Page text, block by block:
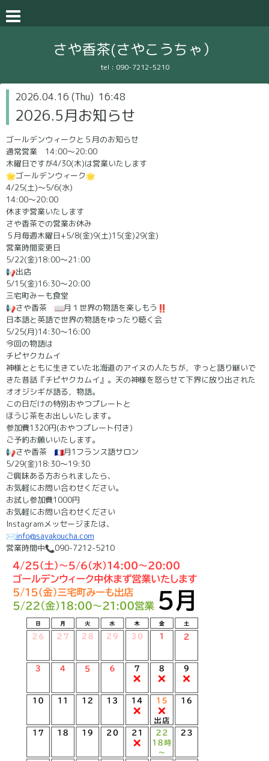
さや香茶(さやこうちゃ）
tel : 090-7212-5210
2026.04.16 (Thu) 16:48
2026.5月お知らせ
ゴールデンウィークと５月のお知らせ
通常営業 14:00～20:00
木曜日ですが4/30(木)は営業いたします
ゴールデンウィーク
4/25(土)～5/6(水)
14:00～20:00
休まず営業いたします
さや香茶での営業お休み
５月毎週木曜日+5/8(金)9(土)15(金)29(金)
営業時間変更日
5/22(金)18:00～21:00
出店
5/15(金)16:30～20:00
三宅町みーも食堂
さや香茶
月１世界の物語を楽しもう
日本語と英語で世界の物語をゆったり聴く会
5/25(月)14:30～16:00
今回の物語は
チピヤクカムイ
神様とともに生きていた北海道のアイヌの人たちが， ずっと語り継いで
きた昔話『チピヤクカムイ』。 天の神様を怒らせて下界に放り出された
オオジシギが語る，物語。
この日だけの特別おやつプレートと
ほうじ茶をお出しいたします。
参加費1320円(おやつプレート付き)
ご予約お願いいたします。
さや香茶
月1フランス語サロン
5/29(金)18:30～19:30
ご興味ある方おられましたら、
お気軽にお問い合わせください。
お試し参加費1000円
お気軽にお問い合わせください
Instagramメッセージまたは、
info@sayakoucha.com
営業時間中
090-7212-5210